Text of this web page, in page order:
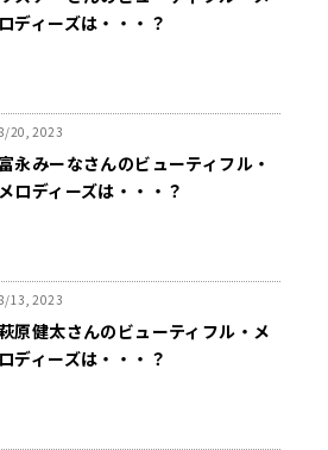
ロディーズは・・・？
20, 2023
富永みーなさんのビューティフル・
メロディーズは・・・？
13, 2023
原健太さんのビューティフル・メ
ロディーズは・・・？